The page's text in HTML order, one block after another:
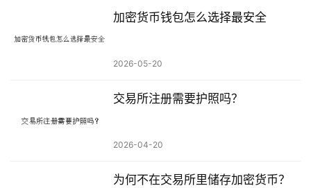
加密货币钱包怎么选择最安全
2026-05-20
交易所注册需要护照吗？
2026-04-20
为何不在交易所里储存加密货币？